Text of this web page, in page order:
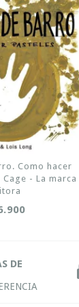
Como hacer
- La marca
DE